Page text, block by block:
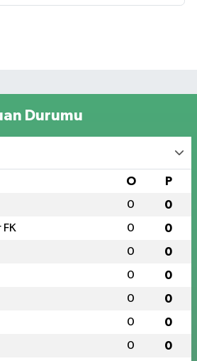
Durumu
O P
0 0
0 0
0 0
0 0
0 0
0 0
0 0